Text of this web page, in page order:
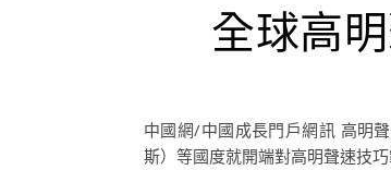
全球高
中國網/中國成長門戶網訊 高明
斯）等國度就開端對高明聲速技